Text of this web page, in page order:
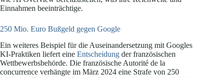
Einnahmen beeinträchtige.
250 Mio. Euro Bußgeld gegen Google
Ein weiteres Beispiel für die Auseinandersetzung mit Googles
KI-Praktiken liefert eine Entscheidung der französischen
Wettbewerbsbehörde. Die französische Autorité de la
concurrence verhängte im März 2024 eine Strafe von 250